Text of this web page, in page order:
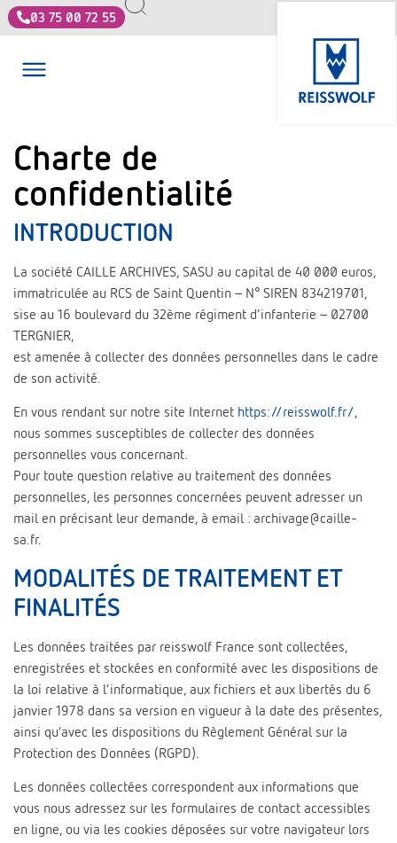
03 75 00 72 55
Charte de
confidentialité
INTRODUCTION
La société CAILLE ARCHIVES, SASU au capital de 40 000 euros,
immatriculée au RCS de Saint Quentin – N° SIREN 834219701,
sise au 16 boulevard du 32ème régiment d’infanterie – 02700
TERGNIER,
est amenée à collecter des données personnelles dans le cadre
de son activité.
En vous rendant sur notre site Internet https://reisswolf.fr/,
nous sommes susceptibles de collecter des données
personnelles vous concernant.
Pour toute question relative au traitement des données
personnelles, les personnes concernées peuvent adresser un
mail en précisant leur demande, à email : archivage@caille-
sa.fr.
MODALITÉS DE TRAITEMENT ET
FINALITÉS
Les données traitées par reisswolf France sont collectées,
enregistrées et stockées en conformité avec les dispositions de
la loi relative à l’informatique, aux fichiers et aux libertés du 6
janvier 1978 dans sa version en vigueur à la date des présentes,
ainsi qu’avec les dispositions du Règlement Général sur la
Protection des Données (RGPD).
Les données collectées correspondent aux informations que
vous nous adressez sur les formulaires de contact accessibles
en ligne, ou via les cookies déposées sur votre navigateur lors